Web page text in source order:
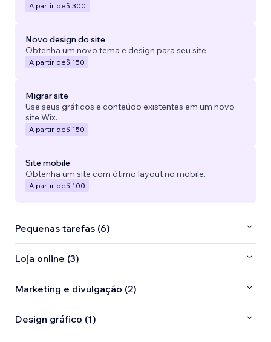
A partir de$ 300
Novo design do site
Obtenha um novo tema e design para seu site.
A partir de$ 150
Migrar site
Use seus gráficos e conteúdo existentes em um novo
site Wix.
A partir de$ 150
Site mobile
Obtenha um site com ótimo layout no mobile.
A partir de$ 100
Pequenas tarefas (6)
Loja online (3)
Marketing e divulgação (2)
Design gráfico (1)